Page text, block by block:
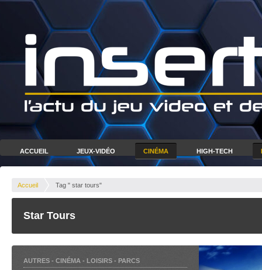
ACCUEIL JEUX-VIDÉO CINÉMA HIGH-TECH
Accueil Tag " star tours"
Star Tours
AUTRES - CINÉMA - LOISIRS - PARCS